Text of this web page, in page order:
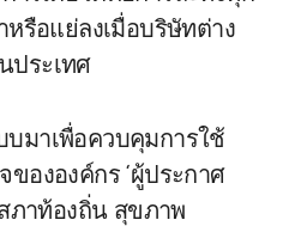
หรือแย่ลงเมื่อบริษัทต่าง
ประเทศ
บมาเพื่อควบคุมการใช้
ขององค์กร ‘ผู้ประกาศ
ภาท้องถิ่น สุขภาพ